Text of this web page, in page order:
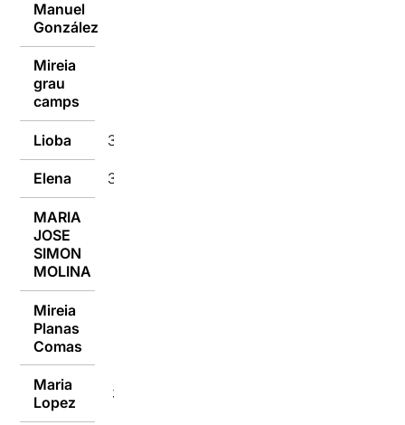
Manuel
González
Mireia
grau
camps
Lioba 31/01/2018
Elena 31/01/2018
MARIA
JOSE
SIMON
MOLINA
Mireia
Planas
Comas
Maria
Lopez
31/01/2018